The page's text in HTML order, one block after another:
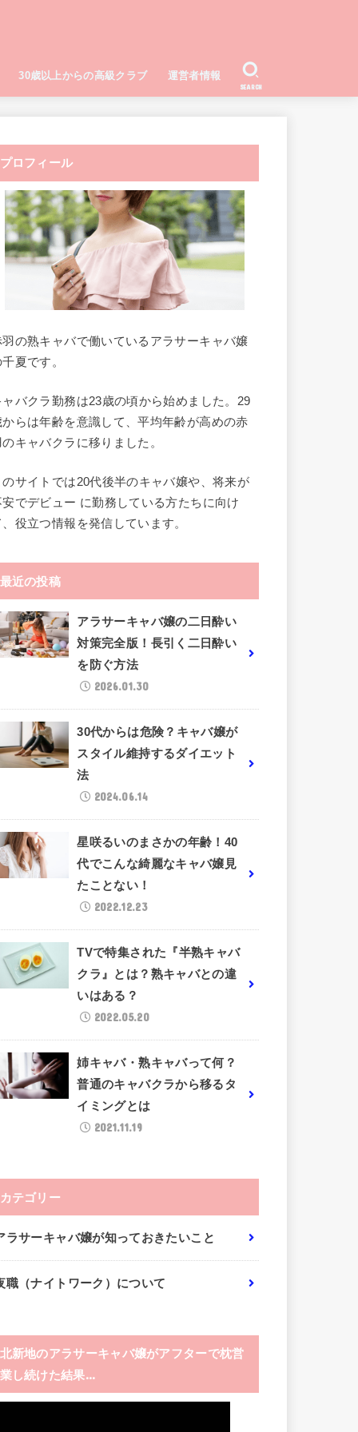
30歳以上からの高級クラブ 運営者情報
SEARCH
プロフィール
羽の熟キャバで働いているアラサーキャバ嬢
夏です。
ャバクラ勤務は23歳の頃から始めました。29
からは年齢を意識して、平均年齢が高めの赤
のキャバクラに移りました。
のサイトでは20代後半のキャバ嬢や、将来が
安でデビュー に勤務している方たちに向け
、役立つ情報を発信しています。
最近の投稿
アラサーキャバ嬢の二日酔い
対策完全版！長引く二日酔い
を防ぐ方法
2026.01.30
30代からは危険？キャバ嬢が
スタイル維持するダイエット
法
2024.06.14
星咲るいのまさかの年齢！40
代でこんな綺麗なキャバ嬢見
たことない！
2022.12.23
TVで特集された『半熟キャバ
クラ』とは？熟キャバとの違
いはある？
2022.05.20
姉キャバ・熟キャバって何？
普通のキャバクラから移るタ
イミングとは
2021.11.19
カテゴリー
ラサーキャバ嬢が知っておきたいこと
職（ナイトワーク）について
北新地のアラサーキャバ嬢がアフターで枕営
業し続けた結果…